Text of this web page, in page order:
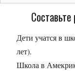
Дети учатся в
лет).
Школа в